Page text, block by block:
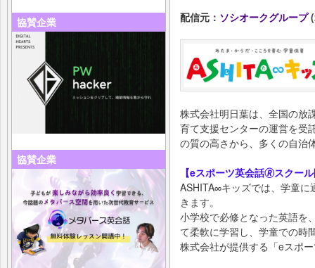
協賛企業
協賛企業
配信元： ソシオークグループ
株式会社明日葉は、全国の放
育て支援センターの運営を受
の質の高さから、多くの自治
【eスポーツ英会話🄬スクー
ASHITA∞キッズでは、学童
きます。
小学校で必修となった英語を
て柔軟に学習し、学童での時
株式会社が提供する「eスポ